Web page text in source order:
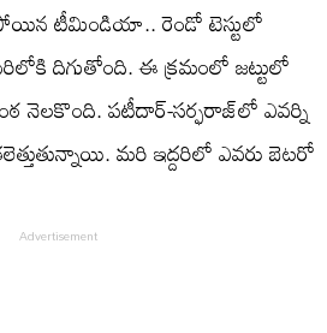
టీమిండియా.. రెండో టెస్టులో
దిగుతోంది. ఈ క్రమంలో జట్టులో
నెలకొంది. పటీదార్‌-సర్ఫరాజ్‌లో ఎవర్ని
మరి ఇద్దరిలో ఎవరు బెటరో